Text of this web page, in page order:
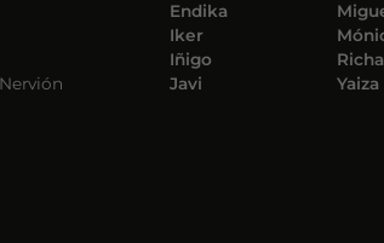
Endika
Iker
Iñigo
Javi
Yaiza